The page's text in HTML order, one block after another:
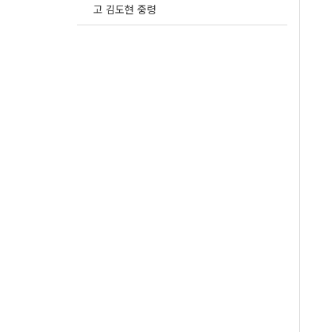
고 김도현 중령